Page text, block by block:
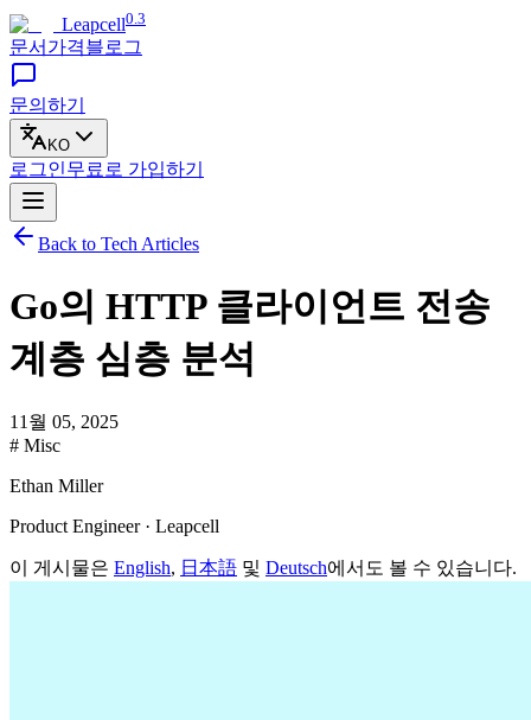
Leapcell0.3
문서 가격블로그
문의하기
KO
로그인무료로 가입하기
Back to Tech Articles
Go의 HTTP 클라이언트 전송
계층 심층 분석
11월 05, 2025
# Misc
Ethan Miller
Product Engineer · Leapcell
이 게시물은 English, 日本語 및 Deutsch에서도 볼 수 있습니다.